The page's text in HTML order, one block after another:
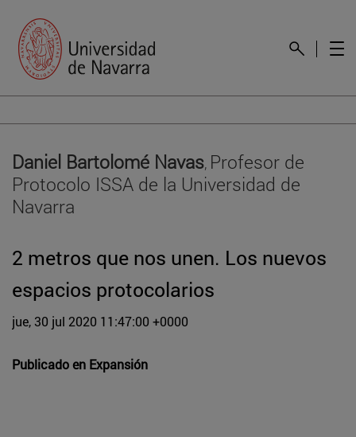
Daniel Bartolomé Navas, Profesor de
Protocolo ISSA de la Universidad de
Navarra
2 metros que nos unen. Los nuevos
espacios protocolarios
jue, 30 jul 2020 11:47:00 +0000
Publicado en Expansión